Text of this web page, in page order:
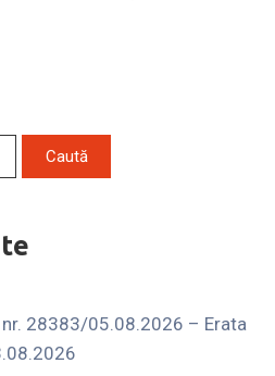
28383/05.08.2026 – Erata